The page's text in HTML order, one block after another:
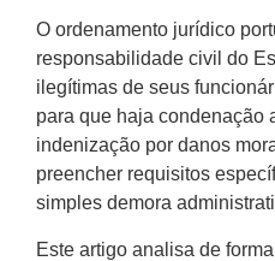
O ordenamento jurídico
responsabilidade civil do
ilegítimas de seus
para que haja condenação
indenização por danos
preencher requisitos
simples demora
Este artigo analisa de